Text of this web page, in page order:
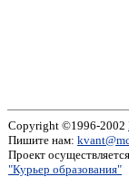
Copyright ©1996-2002
Пишите нам:
Проект
"Курьер образования"